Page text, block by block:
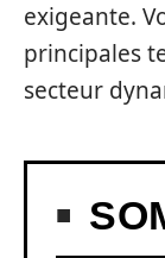
exigeante.
principales
secteur